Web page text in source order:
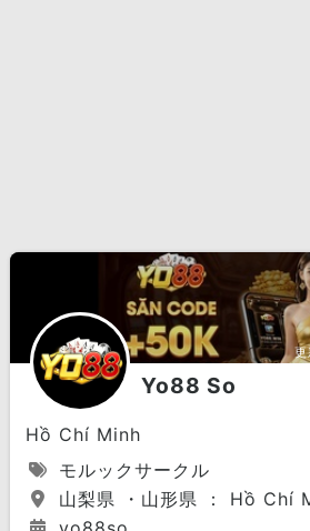
更
Yo88 So
Hồ Chí Minh
モルックサークル
山梨県 ・山形県 ： Hồ Chí